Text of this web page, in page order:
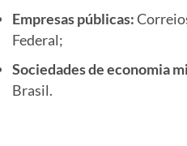
Empresas públicas:
Federal;
Sociedades de economia
Brasil.